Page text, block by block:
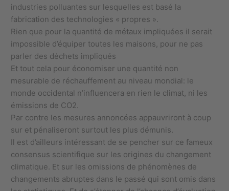
industries polluantes sur lesquelles est basé la
fabrication des technologies « propres ».
Rien que pour la quantité de métaux impliquées il serait
impossible d’équiper toutes les maisons, pour ne pas
parler des déchets impliqués
Et tout cela pour économiser une quantité non
mesurable de réchauffement au niveau mondial: le
monde occidental n’influencera en rien le climat, ni les
émissions de CO2.
Par contre les mesures annoncées appauvriront à coup
sur et pénaliseront surtout les plus démunis.
Il est d’ailleurs intéressant de se pencher sur ce fameux
consensus scientifique sur les origines du changement
climatique. Et sur les omissions de phénomènes de
changements abruptes dans le passé qui sont omis dans